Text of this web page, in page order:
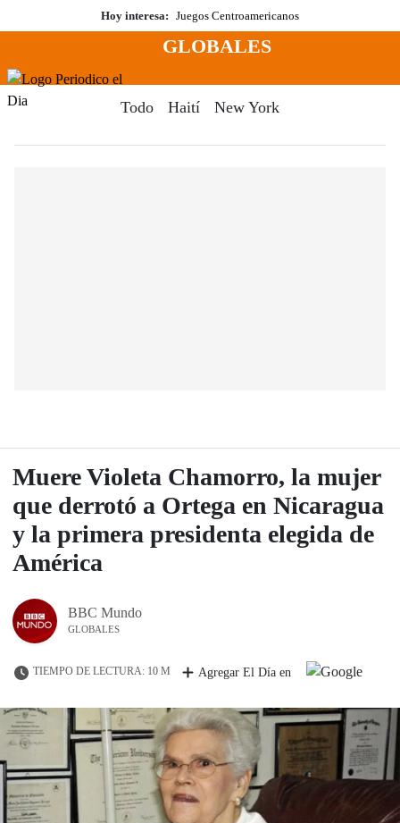
al
Hoy interesa: Juegos Centroamericanos
Menú
GLOBALES
Todo Haití New York
Muere Violeta Chamorro, la mujer
que derrotó a Ortega en Nicaragua
y la primera presidenta elegida de
América
BBC Mundo
GLOBALES
TIEMPO DE LECTURA: 10 M Agregar El Día en